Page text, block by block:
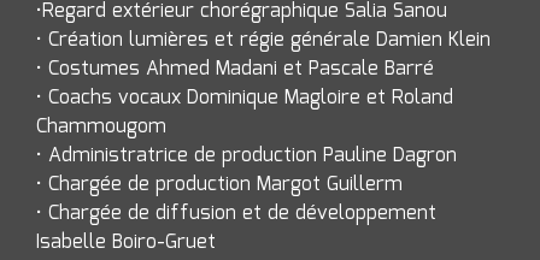
•Regard extérieur chorégraphique Salia Sanou
• Création lumières et régie générale Damien Klein
• Costumes Ahmed Madani et Pascale Barré
• Coachs vocaux Dominique Magloire et Roland
Chammougom
• Administratrice de production Pauline Dagron
• Chargée de production Margot Guillerm
• Chargée de diffusion et de développement
Isabelle Boiro-Gruet